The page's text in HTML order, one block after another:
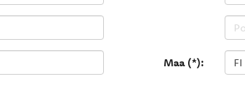
Maa (*):